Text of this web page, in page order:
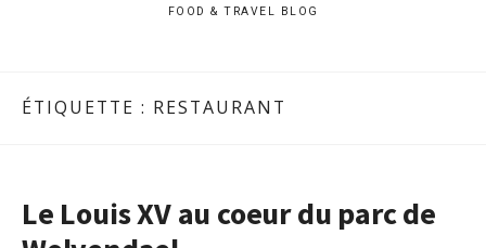
FOOD & TRAVEL BLOG
ÉTIQUETTE : RESTAURANT
Le Louis XV au coeur du parc de